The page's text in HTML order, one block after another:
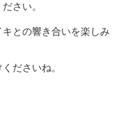
さい。
との響き合いを楽しみ
ださいね。